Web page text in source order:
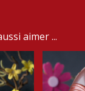
aimer ...